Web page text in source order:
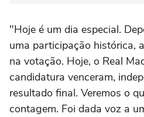
"Hoje é um dia especial.
uma participação histórica,
na votação. Hoje, o Real
candidatura venceram,
resultado final. Veremos o
contagem. Foi dada voz a